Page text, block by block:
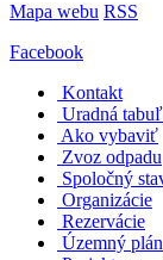
Mapa webu RSS
Facebook
Kontakt
Uradná
Ako vybaviť
Zvoz odpadu
Spoločný
Organizácie
Rezervácie
Územný plán